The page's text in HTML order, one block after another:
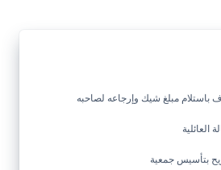
باستلام مبلغ شيك وإرجاعه لصاحبه
العائلية
بتأسيس جمعية